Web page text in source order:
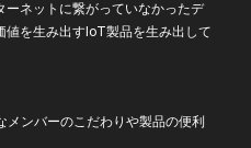
ーネットに繋がっていなかったデ
値を生み出すIoT製品を生み出して
メンバーのこだわりや製品の便利